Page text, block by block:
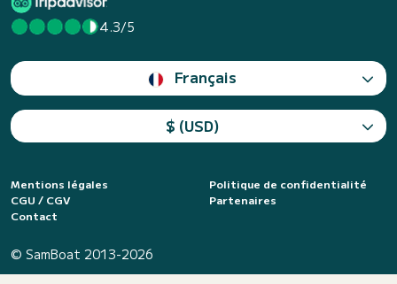
4.3/5
Français
$ (USD)
Mentions légales
Politique de confidentialité
CGU / CGV
Partenaires
Contact
© SamBoat 2013-2026